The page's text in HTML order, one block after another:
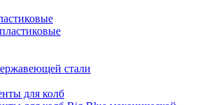
стали
для колб